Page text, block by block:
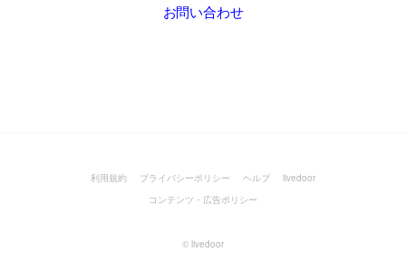
お問い合わせ
利用規約 プライバシーポリシー ヘルプ
livedoor
コンテンツ・広告ポリシー
© livedoor